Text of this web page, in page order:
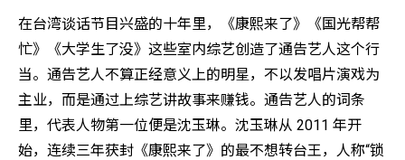
在台湾谈话节目兴盛的十年里，《康熙来了》《国光帮帮
忙》《大学生了没》这些室内综艺创造了通告艺人这个行
当。通告艺人不算正经意义上的明星，不以发唱片演戏为
主业，而是通过上综艺讲故事来赚钱。通告艺人的词条
里，代表人物第一位便是沈玉琳。沈玉琳从 2011 年开
始，连续三年获封《康熙来了》的最不想转台王，人称“锁